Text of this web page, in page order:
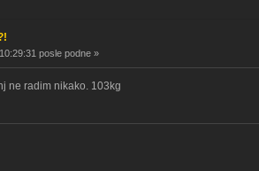
posle podne »
ne radim nikako. 103kg